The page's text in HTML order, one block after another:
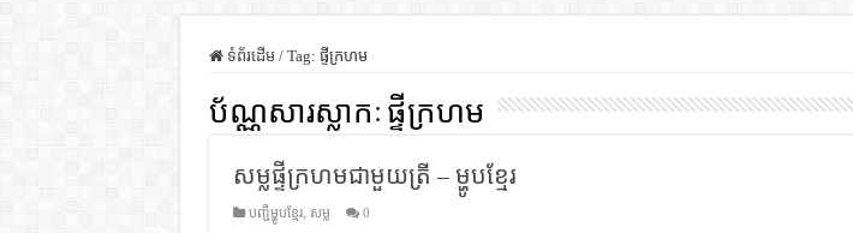
សិល្បះចរចា – សៀវភៅពាណិជ្ជកម្ម
ទំលៀមទម្លាប់ប្រពៃណីជនជាតិចិន – សៀវភៅចំណេះដឹងទូទៅ
ដើមកំណើតអង្គរ – សៀវភៅចំណេះដឹងទូទៅ
ដើមកំណើតជនជាតិខ្មែរ – អត្ថបទស្រាវជ្រាវ
ទំនាក់ទំនងកម្ពុជានិងចិន – សៀវភៅចំណេះដឹងទូទៅ
ទំព័រដើម / Tag: ផ្ទីក្រហម
ប័ណ្ណសារស្លាកៈ ផ្ទីក្រហម
សម្លផ្ទីក្រហមជាមួយត្រី – ម្ហូបខ្មែរ
បញ្ជីម្ហូបខ្មែរ, សម្ល 0